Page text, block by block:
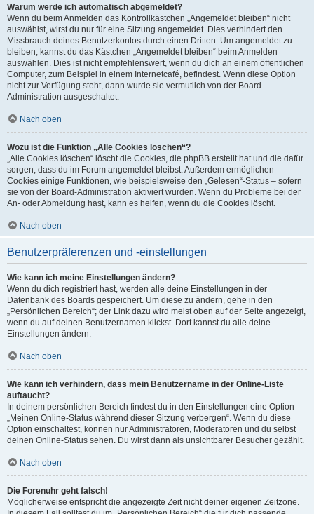
Warum werde ich automatisch abgemeldet?
Wenn du beim Anmelden das Kontrollkästchen „Angemeldet bleiben“ nicht
auswählst, wirst du nur für eine Sitzung angemeldet. Dies verhindert den
Missbrauch deines Benutzerkontos durch einen Dritten. Um angemeldet zu
bleiben, kannst du das Kästchen „Angemeldet bleiben“ beim Anmelden
auswählen. Dies ist nicht empfehlenswert, wenn du dich an einem öffentlichen
Computer, zum Beispiel in einem Internetcafé, befindest. Wenn diese Option
nicht zur Verfügung steht, dann wurde sie vermutlich von der Board-
Administration ausgeschaltet.
Nach oben
Wozu ist die Funktion „Alle Cookies löschen“?
„Alle Cookies löschen“ löscht die Cookies, die phpBB erstellt hat und die dafür
sorgen, dass du im Forum angemeldet bleibst. Außerdem ermöglichen
Cookies einige Funktionen, wie beispielsweise den „Gelesen“-Status – sofern
sie von der Board-Administration aktiviert wurden. Wenn du Probleme bei der
An- oder Abmeldung hast, kann es helfen, wenn du die Cookies löscht.
Nach oben
Benutzerpräferenzen und -einstellungen
Wie kann ich meine Einstellungen ändern?
Wenn du dich registriert hast, werden alle deine Einstellungen in der
Datenbank des Boards gespeichert. Um diese zu ändern, gehe in den
„Persönlichen Bereich“; der Link dazu wird meist oben auf der Seite angezeigt,
wenn du auf deinen Benutzernamen klickst. Dort kannst du alle deine
Einstellungen ändern.
Nach oben
Wie kann ich verhindern, dass mein Benutzername in der Online-Liste
auftaucht?
In deinem persönlichen Bereich findest du in den Einstellungen eine Option
„Meinen Online-Status während dieser Sitzung verbergen“. Wenn du diese
Option einschaltest, können nur Administratoren, Moderatoren und du selbst
deinen Online-Status sehen. Du wirst dann als unsichtbarer Besucher gezählt.
Nach oben
Die Forenuhr geht falsch!
Möglicherweise entspricht die angezeigte Zeit nicht deiner eigenen Zeitzone.